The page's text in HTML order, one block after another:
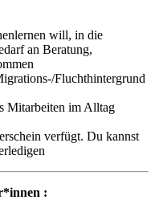
will, in die
an Beratung,
Fluchthintergrund
Mitarbeiten im Alltag
verfügt. Du kannst
: